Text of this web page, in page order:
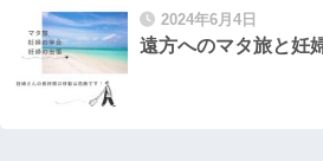
2024年6月4日
遠方へのマタ旅と妊